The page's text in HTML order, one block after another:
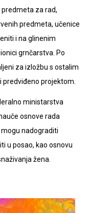
za rad,
predmeta, učenice
i na glinenim
grnčarstva. Po
za izložbu s ostalim
predviđeno projektom.
ministarstva
osnove rada
nadograditi
u posao, kao osnovu
žena.